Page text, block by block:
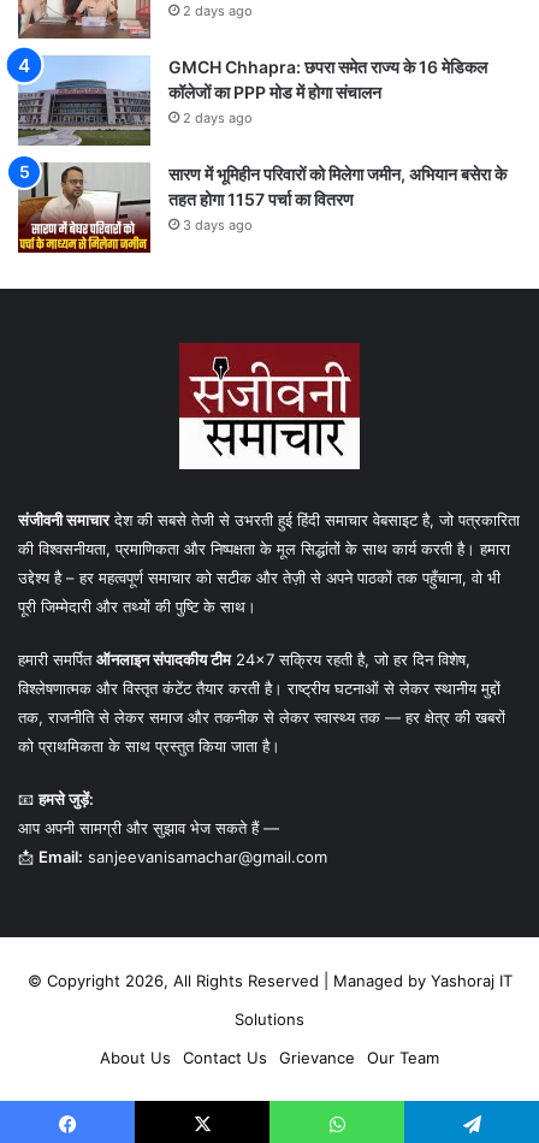
2 days ago
GMCH Chhapra: छपरा समेत राज्य के 16 मेडिकल
कॉलेजों का PPP मोड में होगा संचालन
2 days ago
सारण में भूमिहीन परिवारों को मिलेगा जमीन, अभियान बसेरा के
तहत होगा 1157 पर्चा का वितरण
3 days ago
संजीवनी समाचारदेश की सबसे तेजी से उभरती हुई हिंदी समाचार वेबसाइट है, जो पत्रकारिता
की विश्वसनीयता, प्रमाणिकता और निष्पक्षता के मूल सिद्धांतों के साथ कार्य करती है। हमारा
उद्देश्य है – हर महत्वपूर्ण समाचार को सटीक और तेज़ी से अपने पाठकों तक पहुँचाना, वो भी
पूरी जिम्मेदारी और तथ्यों की पुष्टि के साथ।
हमारी समर्पितऑनलाइन संपादकीय टीम24×7 सक्रिय रहती है, जो हर दिन विशेष,
विश्लेषणात्मक और विस्तृत कंटेंट तैयार करती है। राष्ट्रीय घटनाओं से लेकर स्थानीय मुद्दों
तक, राजनीति से लेकर समाज और तकनीक से लेकर स्वास्थ्य तक — हर क्षेत्र की खबरों
को प्राथमिकता के साथ प्रस्तुत किया जाता है।
📧हमसे जुड़ें:
आप अपनी सामग्री और सुझाव भेज सकते हैं —
📩 Email: sanjeevanisamachar@gmail.com
© Copyright 2026, All Rights Reserved | Managed by Yashoraj IT
Solutions
About Us
Contact Us Grievance Our Team